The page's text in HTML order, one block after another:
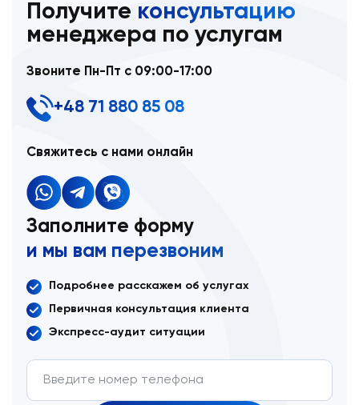
Получите консультацию
менеджера по услугам
Звоните Пн-Пт с 09:00-17:00
+48 71 880 85 08
Свяжитесь с нами онлайн
Заполните форму
и мы вам перезвоним
Подробнее расскажем об услугах
Первичная консультация клиента
Экспресс-аудит ситуации